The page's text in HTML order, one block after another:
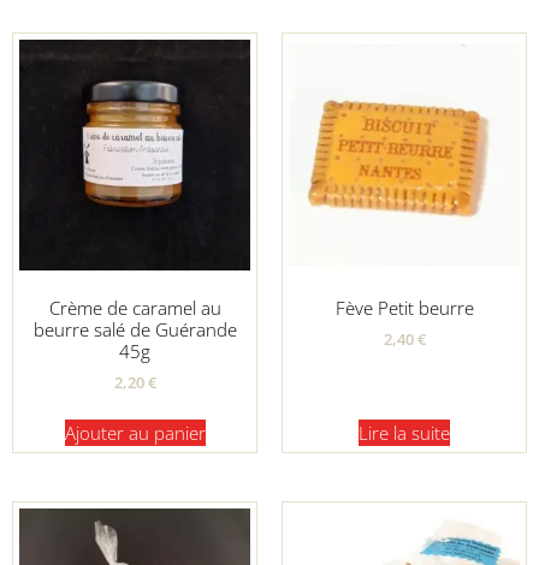
Crème de caramel au
beurre salé de Guérande
45g
2,20€
Ajouter au panier
Fève Petit beurre
2,40€
Lire la suite